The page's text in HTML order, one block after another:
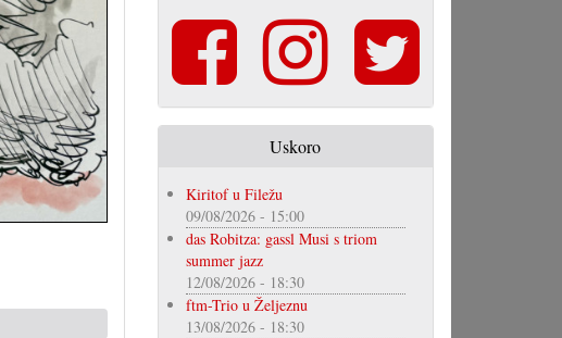
Uskoro
Kiritof u Filežu
09/08/2026 - 15:00
das Robitza: gassl Musi s triom
summer jazz
12/08/2026 - 18:30
ftm-Trio u Željeznu
13/08/2026 - 18:30